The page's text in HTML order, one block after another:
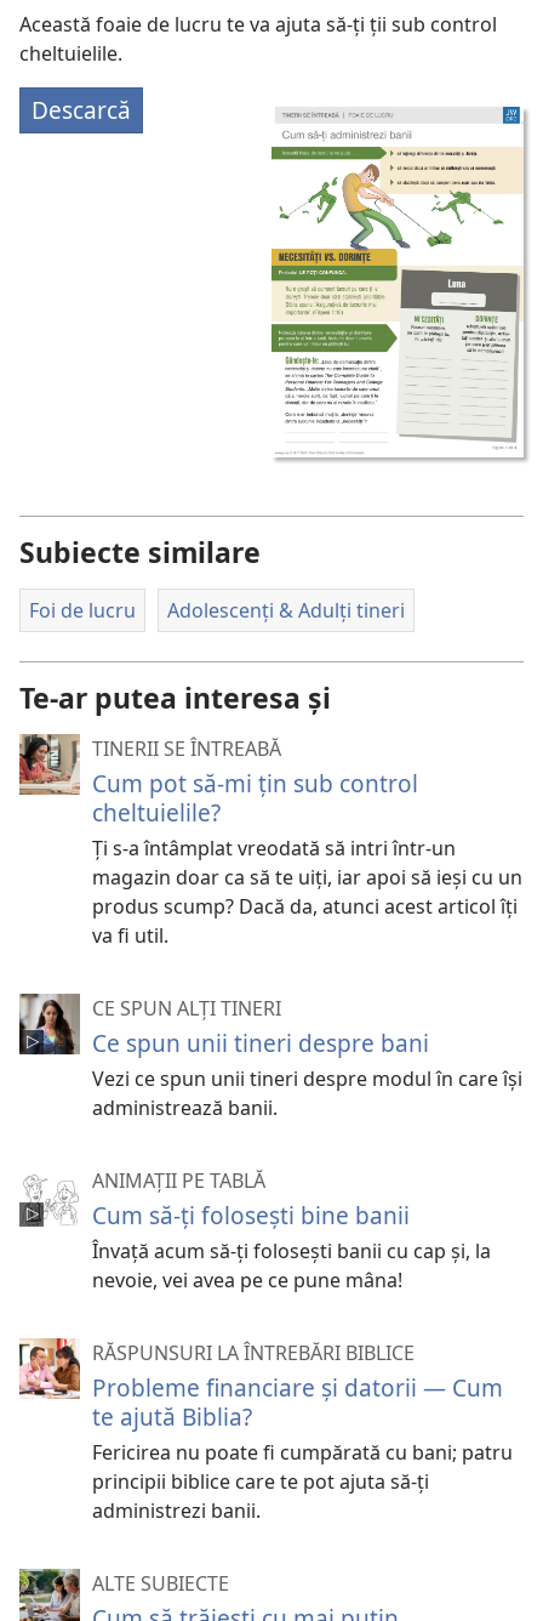
Această foaie de lucru te va ajuta să-ți ții sub control
cheltuielile.
Descarcă
Subiecte similare
Foi de lucru Adolescenți & Adulți tineri
Te-ar putea interesa și
TINERII SE ÎNTREABĂ
Cum pot să-mi țin sub control
cheltuielile?
Ți s-a întâmplat vreodată să intri într-un
magazin doar ca să te uiți, iar apoi să ieși cu un
produs scump? Dacă da, atunci acest articol îți
va fi util.
CE SPUN ALȚI TINERI
Ce spun unii tineri despre bani
Vezi ce spun unii tineri despre modul în care își
administrează banii.
ANIMAȚII PE TABLĂ
Cum să-ți folosești bine banii
Învață acum să-ți folosești banii cu cap și, la
nevoie, vei avea pe ce pune mâna!
RĂSPUNSURI LA ÎNTREBĂRI BIBLICE
Probleme financiare și datorii — Cum
te ajută Biblia?
Fericirea nu poate fi cumpărată cu bani; patru
principii biblice care te pot ajuta să-ți
administrezi banii.
ALTE SUBIECTE